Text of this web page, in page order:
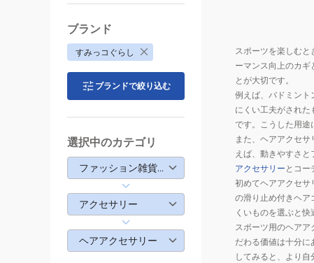
スポーツを楽しむ
ーマンス向上のカ
とが大切です。
例えば、バドミント
にくい工夫がされ
です。こうした用途
また、ヘアアクセ
えば、動きやすさ
アクセサリー とコー
初めてヘアアクセサ
の滑り止め付きヘア
くいものを選ぶと
スポーツ用のヘア
だわる価値は十分
してみると、より自
ブランド
すみっコぐらし
ブランドで絞り込む
選択中のカテゴリ
ファッション雑貨・生活雑貨
アクセサリー
ヘアアクセサリー